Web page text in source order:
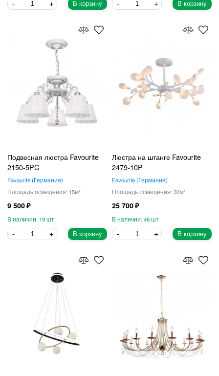
В корзину В корзину
Подвесная люстра Favourite
2150-5PC
Favourite Германия
15
9 500
19
В корзину
Люстра на штанге Favourite
2479-10P
Favourite Германия
30
25 700
46
В корзину